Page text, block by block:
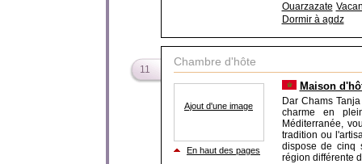
Ouarzazate
Dormir à agdz
11
Chambre d'hôte
Ajout d'une image
En haut des pages
Maison
Dar Chams
charme en
Méditerranée,
tradition ou
dispose de cinq
région différente